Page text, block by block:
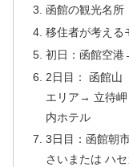
函館の観光名所
移住者が考える
初日：函館空
2日目： 函館
エリア→ 立待
内ホテル
3日目：函館朝
さいまたは ハ